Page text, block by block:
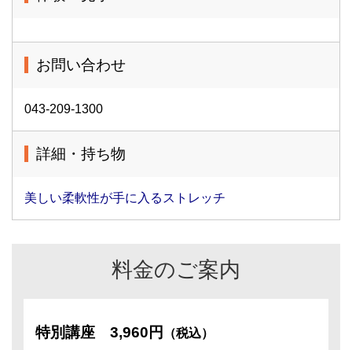
お問い合わせ
043-209-1300
詳細・持ち物
美しい柔軟性が手に入るストレッチ
料金のご案内
特別講座 3,960円 （税込）